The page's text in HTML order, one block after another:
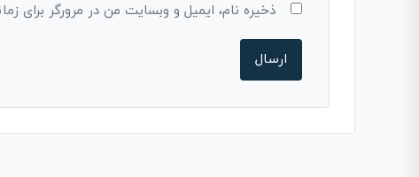
ذخیره نام، ایمیل و وبسایت من در مرورگر برای